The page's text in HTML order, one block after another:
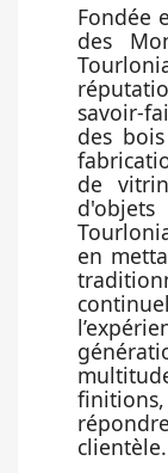
Fondée
des
savoir-
des
de
en
clientèle.